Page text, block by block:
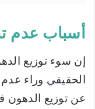
أسباب عدم
إن سوء توزيع
الحقيقي وراء
عن توزيع الدهون